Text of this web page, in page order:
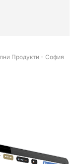
Продукти - София